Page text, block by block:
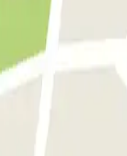
y salir una única vez al parking